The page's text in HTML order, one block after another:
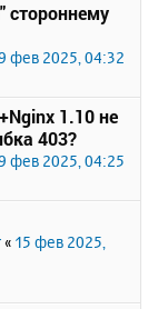
фев 2025, 04:32
1.10 не
403?
фев 2025, 04:25
« 15 фев 2025,